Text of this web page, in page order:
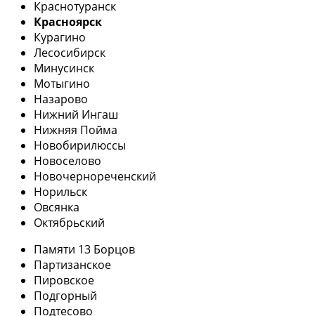
Краснотуранск
Красноярск
Курагино
Лесосибирск
Минусинск
Мотыгино
Назарово
Нижний Ингаш
Нижняя Пойма
Новобирилюссы
Новоселово
Новочернореченский
Норильск
Овсянка
Октябрьский
Памяти 13 Борцов
Партизанское
Пировское
Подгорный
Подтесово